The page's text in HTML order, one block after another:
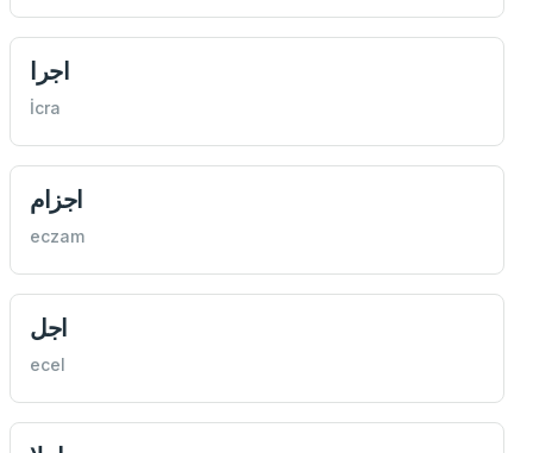
اجرا
İcra
اجزام
eczam
اجل
ecel